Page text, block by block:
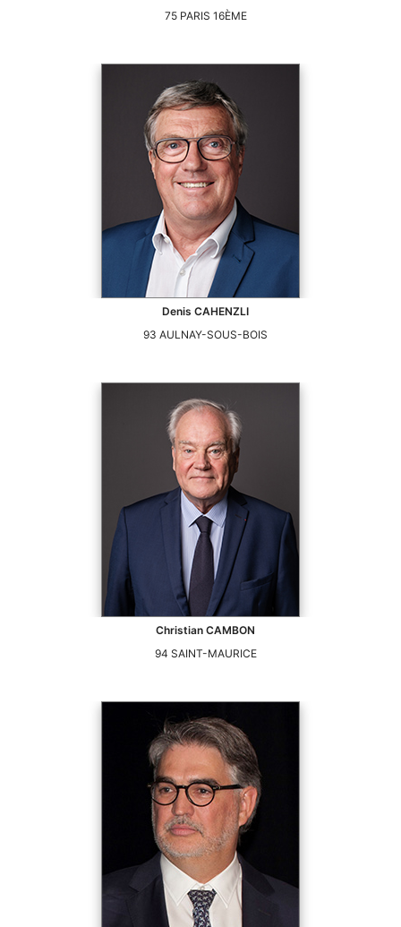
75 PARIS 16ÈME
Denis CAHENZLI
93 AULNAY-SOUS-BOIS
Christian CAMBON
94 SAINT-MAURICE